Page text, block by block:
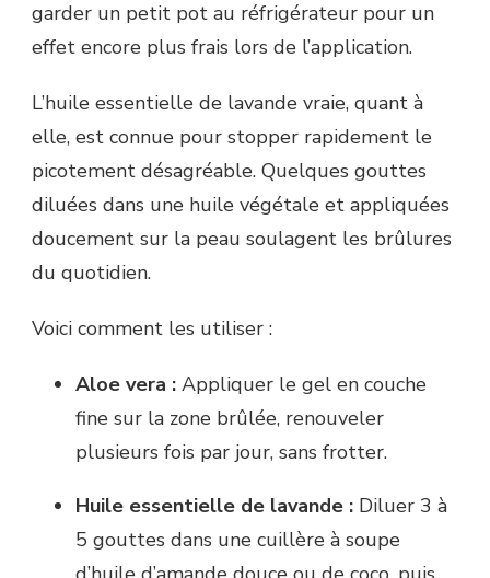
garder un petit pot au réfrigérateur pour un
effet encore plus frais lors de l’application.
L’huile essentielle de lavande vraie, quant à
elle, est connue pour stopper rapidement le
picotement désagréable. Quelques gouttes
diluées dans une huile végétale et appliquées
doucement sur la peau soulagent les brûlures
du quotidien.
Voici comment les utiliser :
Aloe vera : Appliquer le gel en couche
fine sur la zone brûlée, renouveler
plusieurs fois par jour, sans frotter.
Huile essentielle de lavande : Diluer 3 à
5 gouttes dans une cuillère à soupe